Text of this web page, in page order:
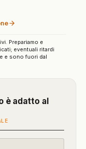
è adatto al
Prepariamo e
eventuali ritardi
e sono fuori dal